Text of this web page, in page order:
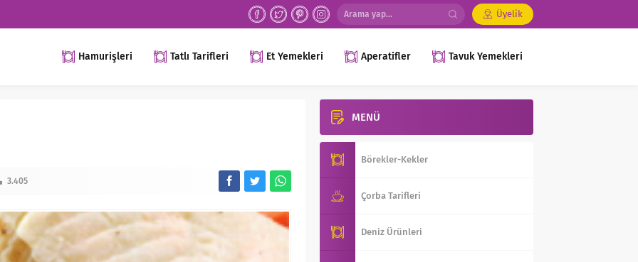
Üyelik
Hamurişleri Tatlı Tarifleri Et Yemekleri Aperatifler Tavuk Yemekleri
3.405
MENÜ
Börekler-Kekler
Çorba Tarifleri
Deniz Ürünleri